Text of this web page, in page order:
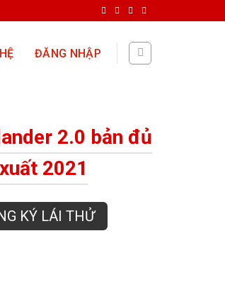
ĐĂNG NHẬP
2.0 bản đủ
2021
KÝ LÁI THỬ